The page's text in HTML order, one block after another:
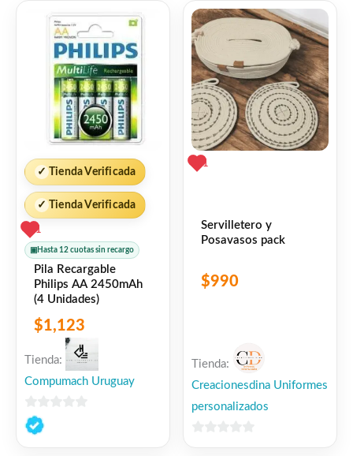
❤ME GUSTA0
👍 0 personas recomiendan este producto
✓ Tienda Verificada
✓ Tienda Verificada
1
▣ Hasta 12 cuotas sin recargo
Pila Recargable
Philips AA 2450mAh
(4 Unidades)
$1,123
Tienda:
Compumach Uruguay
0
de
1
Servilletero y
Posavasos pack
$990
Tienda:
Creacionesdina Uniformes
personalizados